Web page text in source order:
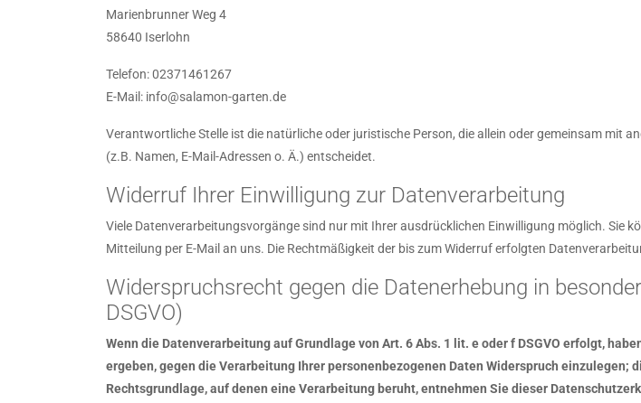
Marienbrunner Weg 4
58640 Iserlohn
Telefon: 02371461267
E-Mail: info@salamon-garten.de
Verantwortliche Stelle ist die natürliche oder juristische Person, die allein oder gemeinsam mit
(z.B. Namen, E-Mail-Adressen o. Ä.) entscheidet.
Widerruf Ihrer Einwilligung zur Datenverarbeitung
Viele Datenverarbeitungsvorgänge sind nur mit Ihrer ausdrücklichen Einwilligung möglich. Sie
Mitteilung per E-Mail an uns. Die Rechtmäßigkeit der bis zum Widerruf erfolgten
Widerspruchsrecht gegen die Datenerhebung in
DSGVO)
Wenn die Datenverarbeitung auf Grundlage von Art. 6 Abs. 1 lit. e oder f DSGVO erfolgt,
ergeben, gegen die Verarbeitung Ihrer personenbezogenen Daten Widerspruch
Rechtsgrundlage, auf denen eine Verarbeitung beruht, entnehmen Sie dieser